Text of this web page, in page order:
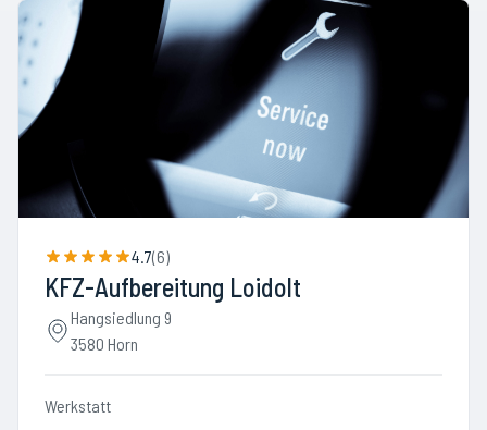
4.7(6)
KFZ-Aufbereitung Loidolt
Hangsiedlung 9
3580 Horn
Werkstatt